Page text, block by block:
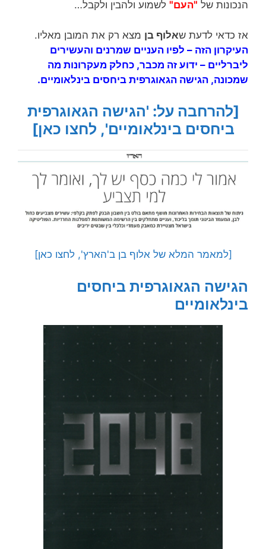
הנכונות של "העם" לשמוע ולהבין ולקבל…
אז כדאי לדעת שאלוף בן מצא רק את המובן מאליו.
העיקרון הזה – לפיו העניים שמרנים והעשירים
ליברליים – ידוע זה מכבר, כחלק מעקרונות מה
שמכונה, הגישה הגאוגרפית ביחסים בינלאומיים.
[להרחבה על: 'הגישה הגאוגרפית
ביחסים בינלאומיים', לחצו כאן]
[למאמר המלא של אלוף בן ב'הארץ', לחצו כאן]
הגישה הגאוגרפית ביחסים
בינלאומיים